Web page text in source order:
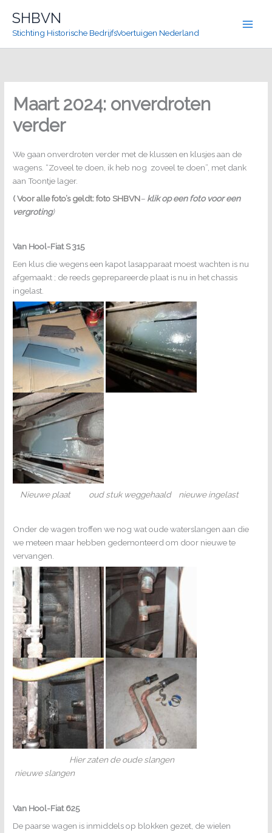
naar
inhoud
SHBVN
Stichting Historische BedrijfsVoertuigen Nederland
Maart 2024: onverdroten
verder
We gaan onverdroten verder met de klussen en klusjes aan de
wagens. “Zoveel te doen, ik heb nog zoveel te doen”, met dank
aan Toontje lager.
(Voor alle foto’s geldt: foto SHBVN– klik op een foto voor een
vergroting)
Van Hool-Fiat S 315
Een klus die wegens een kapot lasapparaat moest wachten is nu
afgemaakt ; de reeds geprepareerde plaat is nu in het chassis
ingelast.
Nieuwe plaat oud stuk weggehaald nieuwe ingelast
Onder de wagen troffen we nog wat oude waterslangen aan die
we meteen maar hebben gedemonteerd om door nieuwe te
vervangen.
Hier zaten de oude slangen
nieuwe slangen
Van Hool-Fiat 625
De paarse wagen is inmiddels op blokken gezet, de wielen